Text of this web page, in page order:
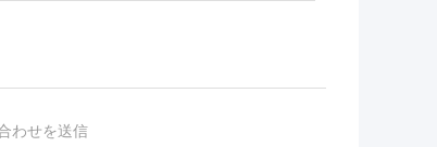
わせを送信